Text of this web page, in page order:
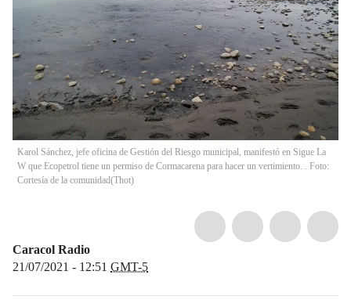
Karol Sánchez, jefe oficina de Gestión del Riesgo municipal, manifestó en Sigue La
W que Ecopetrol tiene un permiso de Cormacarena para hacer un vertimiento. . Foto:
Cortesía de la comunidad(Thot)
Caracol Radio
21/07/2021 - 12:51 GMT-5